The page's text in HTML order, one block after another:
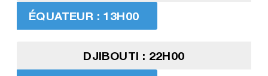
ÉQUATEUR : 13H00
DJIBOUTI : 22H00